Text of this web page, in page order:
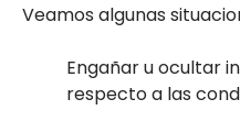
Veamos algunas
Engañar u ocultar
respecto a las